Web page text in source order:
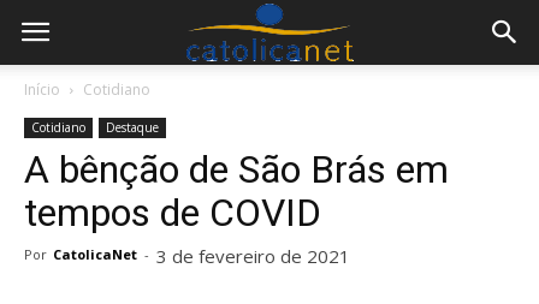
Início Cotidiano
Cotidiano Destaque
A bênção de São Brás em
tempos de COVID
Por CatolicaNet - 3 de fevereiro de 2021